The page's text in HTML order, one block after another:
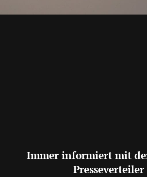
Immer informiert mit
Presseverteiler